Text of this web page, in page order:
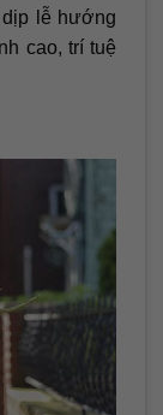
dịp lễ hướng
cao, trí tuệ